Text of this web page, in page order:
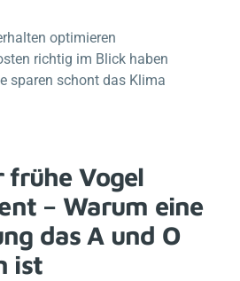
optimieren
richtig im Blick haben
sparen schont das Klima
frühe Vogel
– Warum eine
das A und O
ist